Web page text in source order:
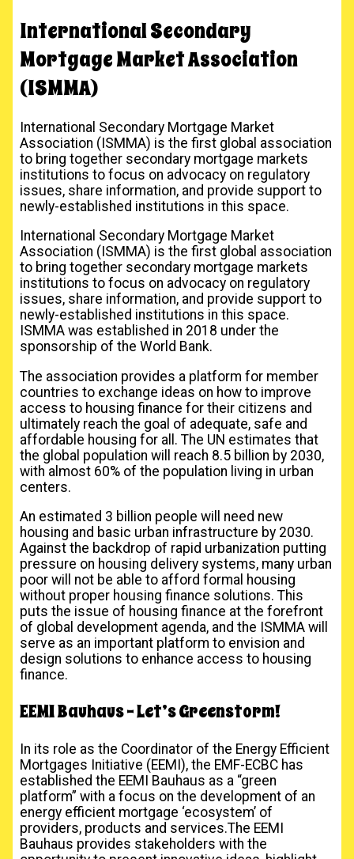
International Secondary
Mortgage Market Association
(ISMMA)
International Secondary Mortgage Market
Association (ISMMA) is the first global association
to bring together secondary mortgage markets
institutions to focus on advocacy on regulatory
issues, share information, and provide support to
newly-established institutions in this space.
International Secondary Mortgage Market
Association (ISMMA) is the first global association
to bring together secondary mortgage markets
institutions to focus on advocacy on regulatory
issues, share information, and provide support to
newly-established institutions in this space.
ISMMA was established in 2018 under the
sponsorship of the World Bank.
The association provides a platform for member
countries to exchange ideas on how to improve
access to housing finance for their citizens and
ultimately reach the goal of adequate, safe and
affordable housing for all. The UN estimates that
the global population will reach 8.5 billion by 2030,
with almost 60% of the population living in urban
centers.
An estimated 3 billion people will need new
housing and basic urban infrastructure by 2030.
Against the backdrop of rapid urbanization putting
pressure on housing delivery systems, many urban
poor will not be able to afford formal housing
without proper housing finance solutions. This
puts the issue of housing finance at the forefront
of global development agenda, and the ISMMA will
serve as an important platform to envision and
design solutions to enhance access to housing
finance.
EEMI Bauhaus – Let’s Greenstorm!
In its role as the Coordinator of the Energy Efficient
Mortgages Initiative (EEMI), the EMF-ECBC has
established the EEMI Bauhaus as a “green
platform” with a focus on the development of an
energy efficient mortgage ‘ecosystem’ of
providers, products and services.The EEMI
Bauhaus provides stakeholders with the